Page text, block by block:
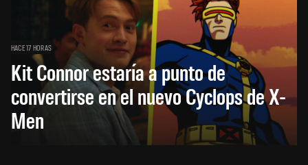
HACE 17 HORAS
Kit Connor estaría a punto de
convertirse en el nuevo Cyclops de X-
Men